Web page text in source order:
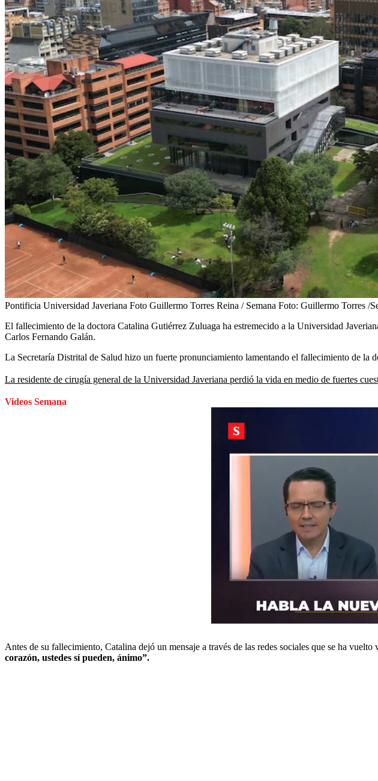
Pontificia Universidad Javeriana Foto Guillermo Torres Reina / Semana Foto: Guillermo Torres /
El fallecimiento de la doctora Catalina Gutiérrez Zuluaga ha estremecido a la Universidad
Carlos Fernando Galán.
La Secretaría Distrital de Salud hizo un fuerte pronunciamiento lamentando el fallecimiento de la
La residente de cirugía general de la Universidad Javeriana perdió la vida en medio de fuertes
Videos Semana
Antes de su fallecimiento, Catalina dejó un mensaje a través de las redes sociales que se ha vuelto
corazón, ustedes sí pueden, ánimo”.